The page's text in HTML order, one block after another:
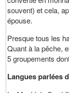
souvent) et cela,
épouse.
Presque tous les
Quant à la pêche,
5 groupements
Langues parlées